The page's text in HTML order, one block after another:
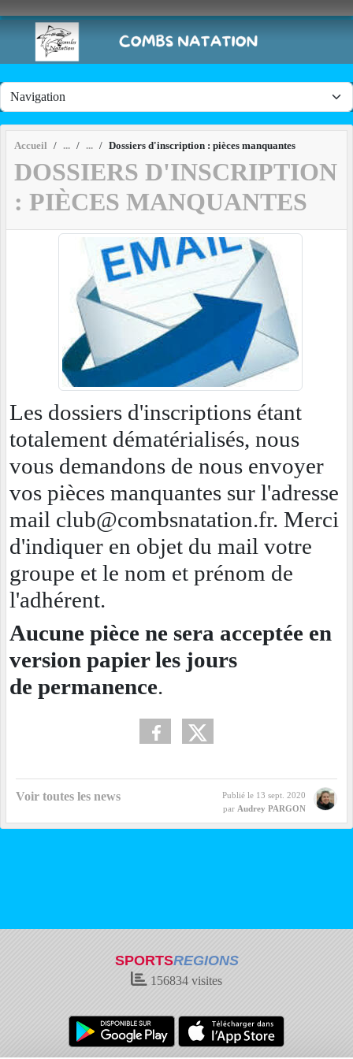
Accueil Dossiers d'inscription : pièces manquantes
DOSSIERS D'INSCRIPTION
: PIÈCES MANQUANTES
Les dossiers d'inscriptions étant
totalement dématérialisés, nous
vous demandons de nous envoyer
vos pièces manquantes sur l'adresse
mail club@combsnatation.fr. Merci
d'indiquer en objet du mail votre
groupe et le nom et prénom de
l'adhérent.
Aucune pièce ne sera acceptée en
version papier les jours
de permanence.
Voir toutes les news Publié le 13 sept. 2020
par Audrey PARGON
SPORTSREGIONS
156834 visites